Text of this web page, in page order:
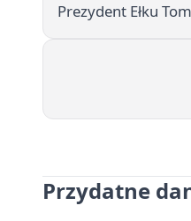
Prezydent Ełku
Przydatne